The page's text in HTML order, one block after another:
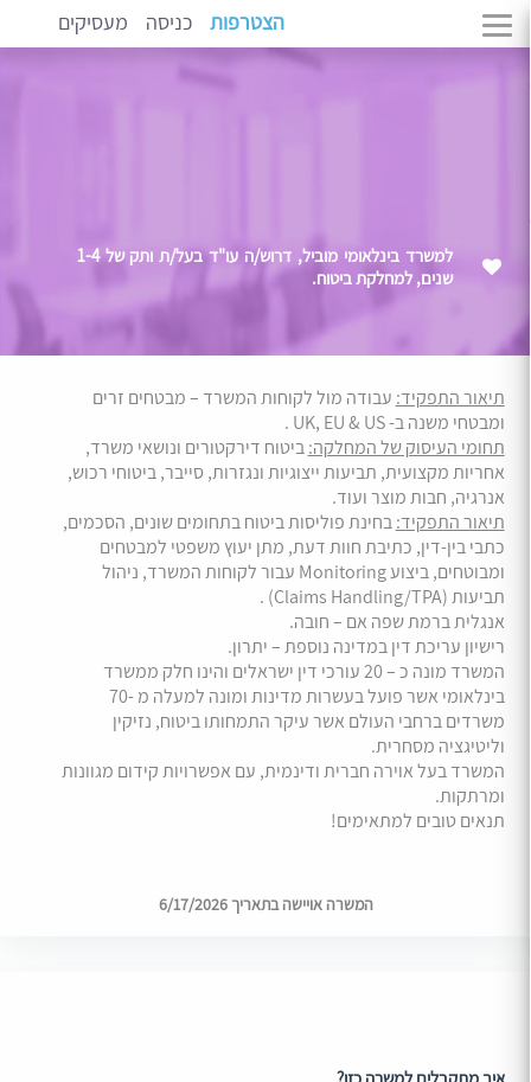
הצטרפות כניסה מעסיקים
למשרד בינלאומי מוביל, דרוש/ה עו"ד בעל/ת ותק של 1-4
שנים, למחלקת ביטוח.
תיאור התפקיד: עבודה מול לקוחות המשרד – מבטחים זרים
ומבטחי משנה ב- UK, EU & US .
תחומי העיסוק של המחלקה:ביטוח דירקטורים ונושאי משרד,
אחריות מקצועית, תביעות ייצוגיות ונגזרות, סייבר, ביטוחי רכוש,
אנרגיה, חבות מוצר ועוד.
תיאור התפקיד:בחינת פוליסות ביטוח בתחומים שונים, הסכמים,
כתבי בין-דין, כתיבת חוות דעת, מתן יעוץ משפטי למבטחים
ומבוטחים, ביצוע Monitoring עבור לקוחות המשרד, ניהול
תביעות (Claims Handling/TPA) .
אנגלית ברמת שפה אם – חובה.
רישיון עריכת דין במדינה נוספת – יתרון.
המשרד מונה כ – 20 עורכי דין ישראלים והינו חלק ממשרד
בינלאומי אשר פועל בעשרות מדינות ומונה למעלה מ -70
משרדים ברחבי העולם אשר עיקר התמחותו ביטוח, נזיקין
וליטיגציה מסחרית.
המשרד בעל אוירה חברית ודינמית, עם אפשרויות קידום מגוונות
ומרתקות.
תנאים טובים למתאימים!
המשרה אויישה בתאריך 6/17/2026